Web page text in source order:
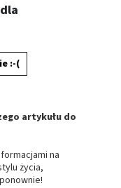
:-(
artykułu do
na
życia,